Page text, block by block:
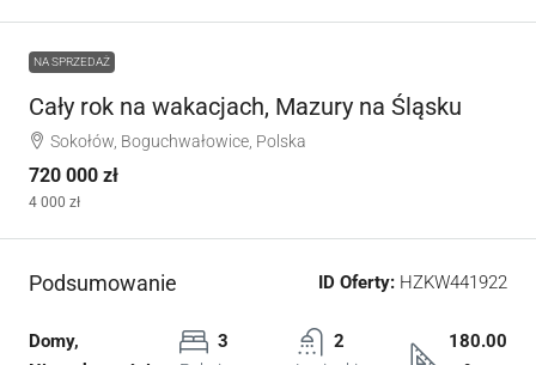
NA SPRZEDAŻ
Cały rok na wakacjach, Mazury na Śląsku
Sokołów, Boguchwałowice, Polska
720 000 zł
4 000 zł
Podsumowanie ID Oferty: HZKW441922
Domy,
3
2
180.00